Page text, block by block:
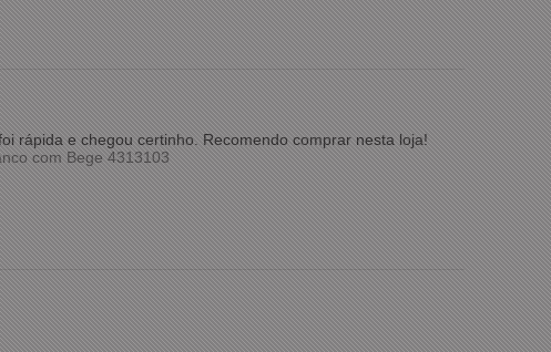
rápida e chegou certinho. Recomendo comprar nesta loja!
com Bege 4313103